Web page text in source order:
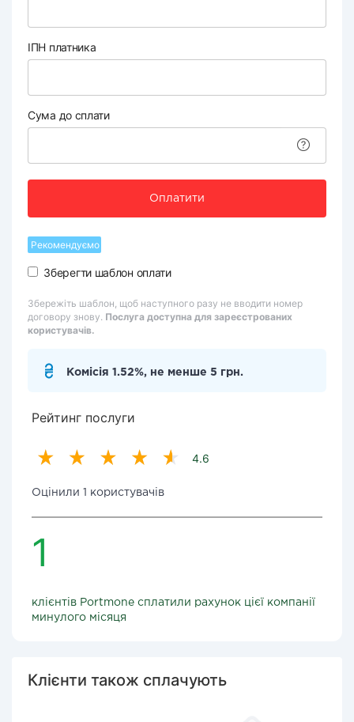
ІПН платника
Сума до сплати
Оплатити
Рекомендуємо
Зберегти шаблон оплати
Збережіть шаблон, щоб наступного разу не вводити номер
договору знову. Послуга доступна для зареєстрованих
користувачів.
Комісія 1.52%, не менше 5 грн.
Рейтинг послуги
4.6
Оцінили 1 користувачів
1
клієнтів Portmone сплатили рахунок цієї компанії
минулого місяця
Клієнти також сплачують